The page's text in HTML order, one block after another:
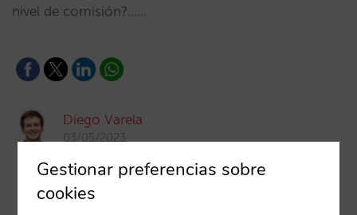
nivel de comisión?...…
Diego Varela
03/05/2023
Gestionar preferencias sobre
cookies